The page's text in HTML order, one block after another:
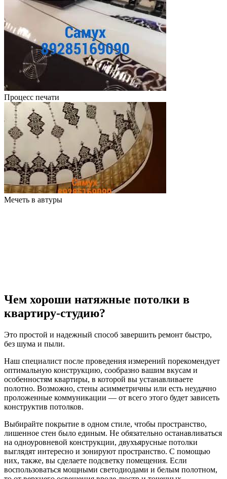
Процесс печати
Мечеть в автуры
Чем хороши натяжные потолки в
квартиру-студию?
Это простой и надежный способ завершить ремонт быстро,
без шума и пыли.
Наш специалист после проведения измерений порекомендует
оптимальную конструкцию, сообразно вашим вкусам и
особенностям квартиры, в которой вы устанавливаете
полотно. Возможно, стены асимметричны или есть неудачно
проложенные коммуникации — от всего этого будет зависеть
конструктив потолков.
Выбирайте покрытие в одном стиле, чтобы пространство,
лишенное стен было единым. Не обязательно останавливаться
на одноуровневой конструкции, двухъярусные потолки
выглядят интересно и зонируют пространство. С помощью
них, также, вы сделаете подсветку помещения. Если
воспользоваться мощными светодиодами и белым полотном,